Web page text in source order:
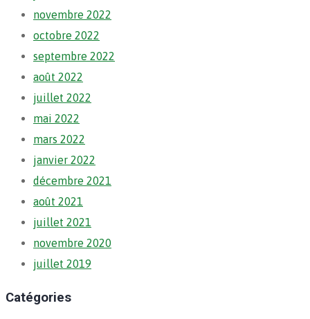
novembre 2022
octobre 2022
septembre 2022
août 2022
juillet 2022
mai 2022
mars 2022
janvier 2022
décembre 2021
août 2021
juillet 2021
novembre 2020
juillet 2019
Catégories